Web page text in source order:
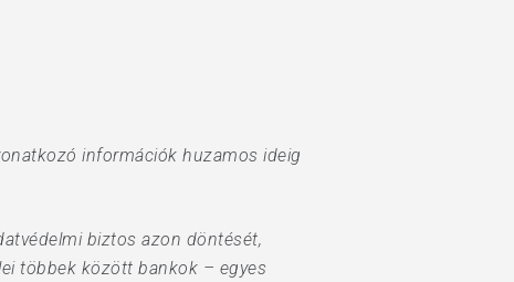
információk huzamos ideig
biztos azon döntését,
többek között bankok – egyes